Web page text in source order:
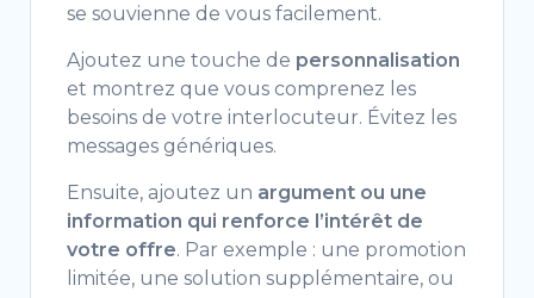
se souvienne de vous facilement.
Ajoutez une touche de personnalisation
et montrez que vous comprenez les
besoins de votre interlocuteur. Évitez les
messages génériques.
Ensuite, ajoutez un argument ou une
information qui renforce l’intérêt de
votre offre. Par exemple : une promotion
limitée, une solution supplémentaire, ou